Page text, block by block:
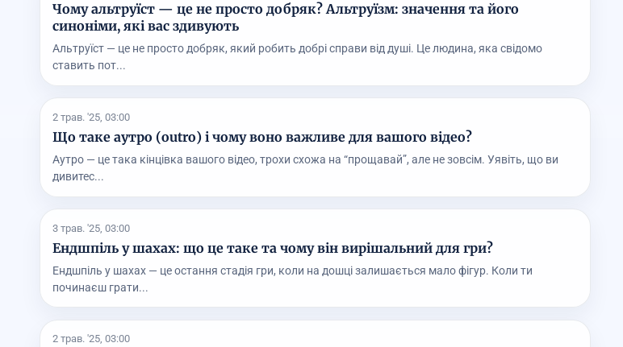
Чому альтруїст — це не просто добряк? Альтруїзм: значення та його
синоніми, які вас здивують
Альтруїст — це не просто добряк, який робить добрі справи від душі. Це людина, яка свідомо
ставить пот...
2 трав. '25, 03:00
Що таке аутро (outro) і чому воно важливе для вашого відео?
Аутро — це така кінцівка вашого відео, трохи схожа на “прощавай”, але не зовсім. Уявіть, що ви
дивитес...
3 трав. '25, 03:00
Ендшпіль у шахах: що це таке та чому він вирішальний для гри?
Ендшпіль у шахах — це остання стадія гри, коли на дошці залишається мало фігур. Коли ти
починаєш грати...
2 трав. '25, 03:00